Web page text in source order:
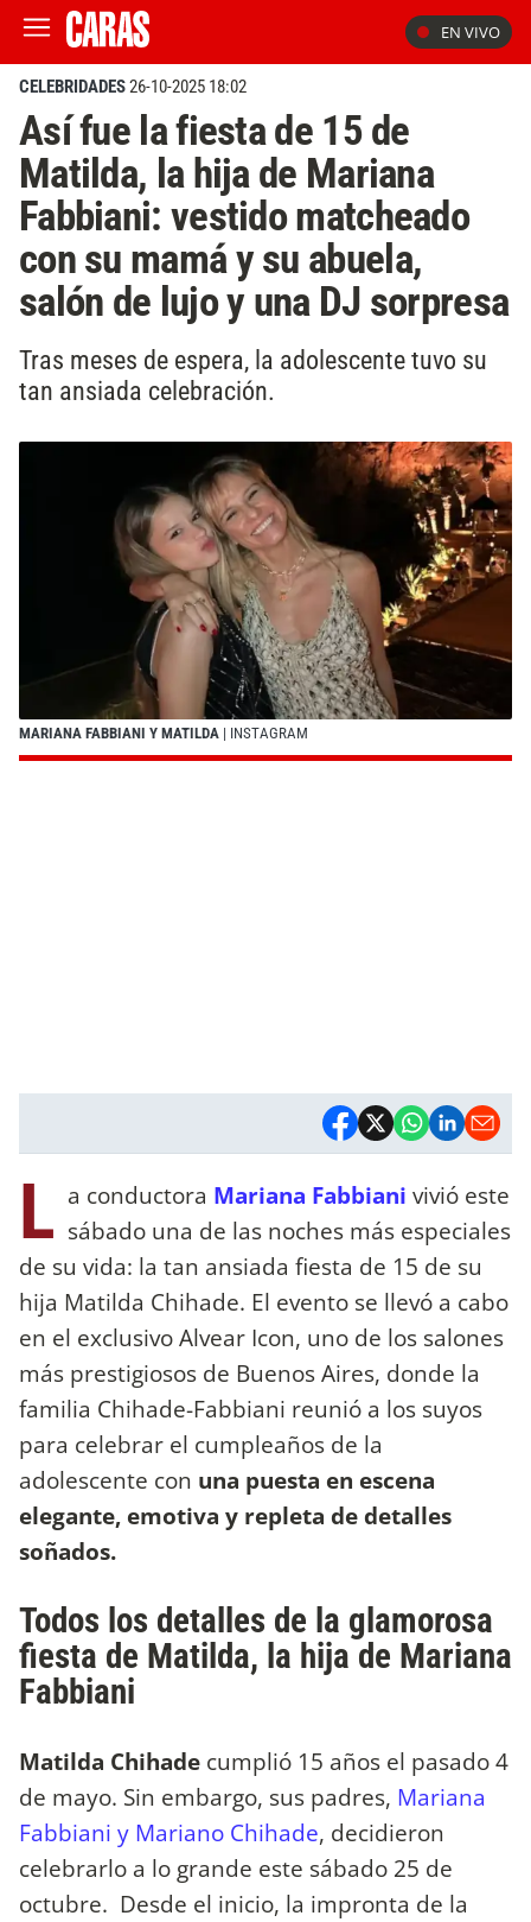
EN VIVO
CELEBRIDADES26-10-2025 18:02
Así fue la fiesta de 15 de
Matilda, la hija de Mariana
Fabbiani: vestido matcheado
con su mamá y su abuela,
salón de lujo y una DJ sorpresa
Tras meses de espera, la adolescente tuvo su
tan ansiada celebración.
MARIANA FABBIANI Y MATILDA | INSTAGRAM
L a conductora Mariana Fabbiani vivió este
sábado una de las noches más especiales
de su vida: la tan ansiada fiesta de 15 de su
hija Matilda Chihade. El evento se llevó a cabo
en el exclusivo Alvear Icon, uno de los salones
más prestigiosos de Buenos Aires, donde la
familia Chihade-Fabbiani reunió a los suyos
para celebrar el cumpleaños de la
adolescente con una puesta en escena
elegante, emotiva y repleta de detalles
soñados.
Todos los detalles de la glamorosa
fiesta de Matilda, la hija de Mariana
Fabbiani
Matilda Chihade cumplió 15 años el pasado 4
de mayo. Sin embargo, sus padres, Mariana
Fabbiani y Mariano Chihade, decidieron
celebrarlo a lo grande este sábado 25 de
octubre. Desde el inicio, la impronta de la